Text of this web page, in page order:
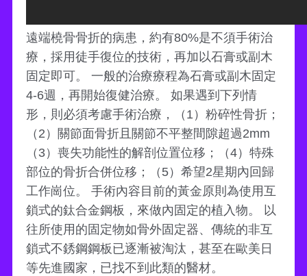
遠端橈骨骨折的病患，約有80%是不須手術治
療，採用徒手復位的技術，再加以石膏或副木
固定即可。 一般的治療療程為石膏或副木固定
4-6週，再開始復健治療。 如果遇到下列情
形，則必須考慮手術治療，（1）粉碎性骨折；
（2）關節面骨折且關節不平整間隙超過2mm
（3）喪失功能性的解剖位置位移；（4）特殊
部位的骨折合併位移；（5）希望2星期內回歸
工作崗位。 手術內容目前的黃金原則為使用互
鎖式的鈦合金鋼板，來做內固定的植入物。 以
往所使用的固定物如骨外固定器、傳統的非互
鎖式不銹鋼鋼板已逐漸被淘汰，甚至在歐美日
等先進國家，已找不到此類的醫材。